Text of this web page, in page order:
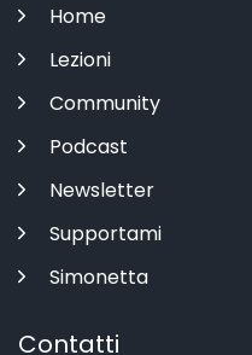
Home
Lezioni
Community
Podcast
Newsletter
Supportami
Simonetta
Contatti